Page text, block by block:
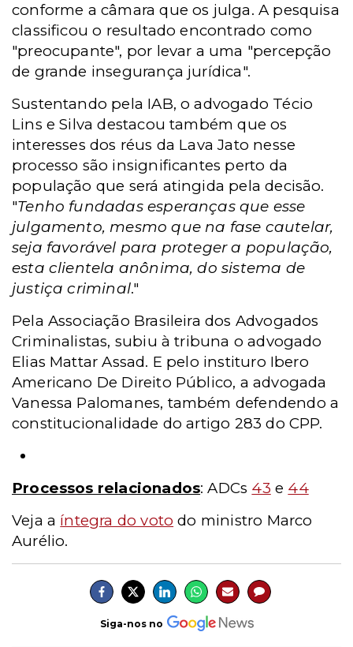
conforme a câmara que os julga. A pesquisa
classificou o resultado encontrado como
"preocupante", por levar a uma "percepção
de grande insegurança jurídica".
Sustentando pela IAB, o advogado Técio
Lins e Silva destacou também que os
interesses dos réus da Lava Jato nesse
processo são insignificantes perto da
população que será atingida pela decisão.
"Tenho fundadas esperanças que esse
julgamento, mesmo que na fase cautelar,
seja favorável para proteger a população,
esta clientela anônima, do sistema de
justiça criminal."
Pela Associação Brasileira dos Advogados
Criminalistas, subiu à tribuna o advogado
Elias Mattar Assad. E pelo instituro Ibero
Americano De Direito Público, a advogada
Vanessa Palomanes, também defendendo a
constitucionalidade do artigo 283 do CPP.
Processos relacionados: ADCs 43 e 44
Veja a íntegra do voto do ministro Marco
Aurélio.
Siga-nos no